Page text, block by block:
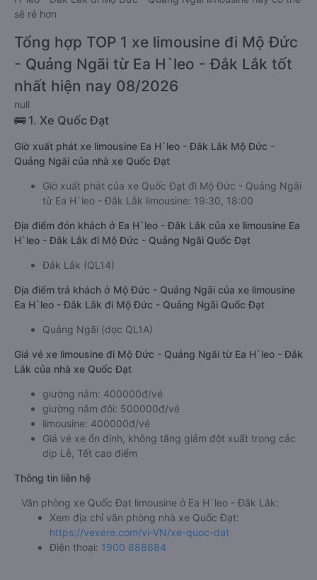
sẽ rẻ hơn
Tổng hợp TOP 1 xe limousine đi Mộ Đức
- Quảng Ngãi từ Ea H`leo - Đắk Lắk tốt
nhất hiện nay 08/2026
null
🚌 1. Xe Quốc Đạt
Giờ xuất phát xe limousine Ea H`leo - Đắk Lắk Mộ Đức -
Quảng Ngãi của nhà xe Quốc Đạt
Giờ xuất phát của xe Quốc Đạt đi Mộ Đức - Quảng Ngãi
từ Ea H`leo - Đắk Lắk limousine: 19:30, 18:00
Địa điểm đón khách ở Ea H`leo - Đắk Lắk của xe limousine Ea
H`leo - Đắk Lắk đi Mộ Đức - Quảng Ngãi Quốc Đạt
Đắk Lắk (QL14)
Địa điểm trả khách ở Mộ Đức - Quảng Ngãi của xe limousine
Ea H`leo - Đắk Lắk đi Mộ Đức - Quảng Ngãi Quốc Đạt
Quảng Ngãi (dọc QL1A)
Giá vé xe limousine đi Mộ Đức - Quảng Ngãi từ Ea H`leo - Đắk
Lắk của nhà xe Quốc Đạt
giường nằm: 400000đ/vé
giường nằm đôi: 500000đ/vé
limousine: 400000đ/vé
Giá vé xe ổn định, không tăng giảm đột xuất trong các
dịp Lễ, Tết cao điểm
Thông tin liên hệ
Văn phòng xe Quốc Đạt limousine ở Ea H`leo - Đắk Lắk:
Xem địa chỉ văn phòng nhà xe Quốc Đạt:
https://vexere.com/vi-VN/xe-quoc-dat
Điện thoại: 1900 888684